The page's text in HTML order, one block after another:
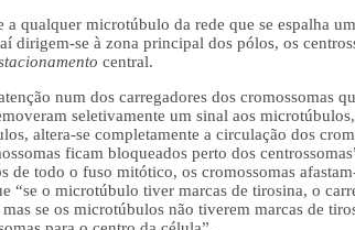
qualquer microtúbulo da rede que se espalha
dirigem-se à zona principal dos pólos, os
central.
num dos carregadores dos cromossomas
seletivamente um sinal aos
altera-se completamente a circulação dos
ficam bloqueados perto dos
todo o fuso mitótico, os cromossomas
“se o microtúbulo tiver marcas de tirosina, o
se os microtúbulos não tiverem marcas de